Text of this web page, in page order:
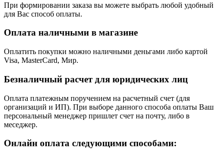
При формировании заказа вы можете выбрать любой удобный
для Вас способ оплаты.
Оплата наличными в магазине
Оплатить покупки можно наличными деньгами либо картой
Visa, MasterCard, Мир.
Безналичный расчет для юридических лиц
Оплата платежным поручением на расчетный счет (для
организаций и ИП). При выборе данного способа оплаты Ваш
персональный менеджер пришлет счет на почту, либо в
меседжер.
Онлайн оплата следующими способами: